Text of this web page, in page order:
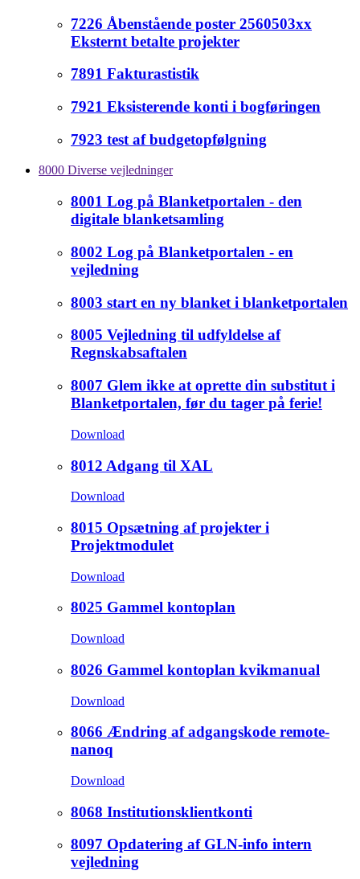
7226 Åbenstående poster 2560503xx
Eksternt betalte projekter
7891 Fakturastistik
7921 Eksisterende konti i bogføringen
7923 test af budgetopfølgning
8000 Diverse vejledninger
8001 Log på Blanketportalen - den
digitale blanketsamling
8002 Log på Blanketportalen - en
vejledning
8003 start en ny blanket i blanketportalen
8005 Vejledning til udfyldelse af
Regnskabsaftalen
8007 Glem ikke at oprette din substitut i
Blanketportalen, før du tager på ferie!
Download
8012 Adgang til XAL
Download
8015 Opsætning af projekter i
Projektmodulet
Download
8025 Gammel kontoplan
Download
8026 Gammel kontoplan kvikmanual
Download
8066 Ændring af adgangskode remote-
nanoq
Download
8068 Institutionsklientkonti
8097 Opdatering af GLN-info intern
vejledning